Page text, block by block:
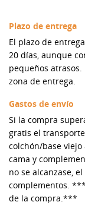
Plazo de entrega
El plazo de
20 días, aunque
pequeños
zona de entrega.
Gastos de envío
Si la compra
gratis el
colchón/base
cama y
no se alcanzase,
complementos.
de la compra.***